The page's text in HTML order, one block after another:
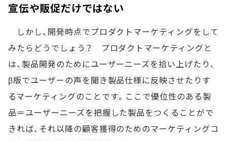
宣伝や販促だけではない
しかし、開発時点でプロダクトマーケティングをして
みたらどうでしょう？ プロダクトマーケティングと
は、製品開発のためにユーザーニーズを拾い上げたり、
β版でユーザーの声を聞き製品仕様に反映させたりす
るマーケティングのことです。ここで優位性のある製
品＝ユーザーニーズを把握した製品をつくることがで
きれば、それ以降の顧客獲得のためのマーケティングコ